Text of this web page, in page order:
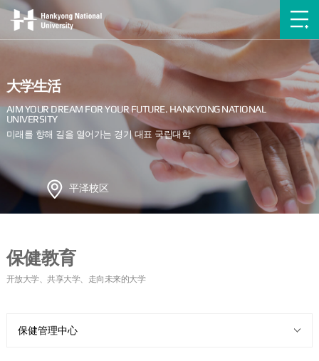
大学生活
平泽校区
保健教育
保健管理中心